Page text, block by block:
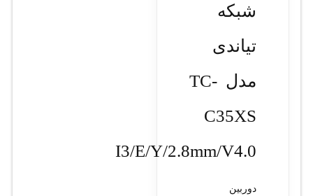
شبکه
تیاندی
مدل TC-
C35XS
I3/E/Y/2.8mm/V4.0
دوربین